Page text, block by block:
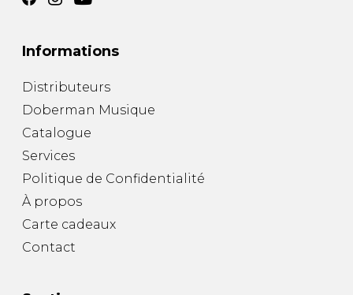
Informations
Distributeurs
Doberman Musique
Catalogue
Services
Politique de Confidentialité
À propos
Carte cadeaux
Contact